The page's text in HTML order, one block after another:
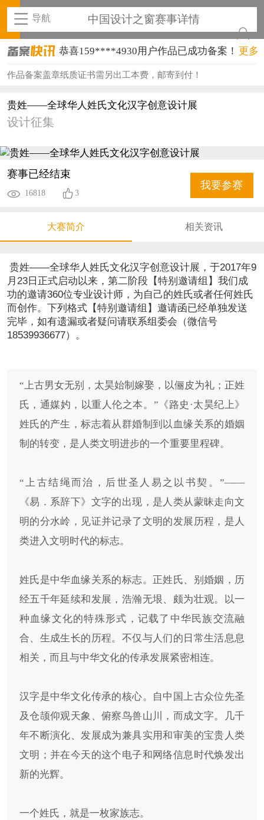
导航 中国设计之窗赛事详情
恭喜159****4930用户作品已成功备案！
恭喜150****6483用户作品已成功备案！
恭喜131****2473用户作品已成功备案！
恭喜133****6466用户作品已成功备案！
恭喜131****1475用户作品已成功备案！
恭喜133****8874用户作品已成功备案！
恭喜138****8638用户作品已成功备案！
恭喜133****9020用户作品已成功备案！
恭喜136****9807用户作品已成功备案！
更多
作品备案盖章纸质证书需另出工本费，邮寄到付！
贵姓——全球华人姓氏文化汉字创意设计展
设计征集
赛事已经结束
16818 3
我要参赛
大赛简介 相关资讯
贵姓——全球华人姓氏文化汉字创意设计展，于2017年9
月23日正式启动以来，第二阶段【特别邀请组】我们成
功的邀请360位专业设计师，为自己的姓氏或者任何姓氏
而创作。下列格式【特别邀请组】邀请函已经单独发送
完毕，如有遗漏或者疑问请联系组委会（微信号
18539936677）。
“上古男女无别，太昊始制嫁娶，以俪皮为礼；正姓
氏，通媒妁，以重人伦之本。”《路史·太昊纪上》
姓氏的产生，标志着从群婚制到以血缘关系的婚姻
制的转变，是人类文明进步的一个重要里程碑。
“上古结绳而治，后世圣人易之以书契。”——
《易．系辞下》文字的出现，是人类从蒙昧走向文
明的分水岭，见证并记录了文明的发展历程，是人
类进入文明时代的标志。
姓氏是中华血缘关系的标志。正姓氏、别婚姻，历
经五千年延续和发展，浩瀚无垠、颇为壮观。以一
种血缘文化的特殊形式，记载了中华民族交流融
合、生成生长的历程。不仅与人们的日常生活息息
相关，而且与中华文化的传承发展紧密相连。
汉字是中华文化传承的核心。自中国上古众位先圣
及仓颉仰观天象、俯察鸟兽山川，而成文字。几千
年不断演化、发展成为兼具实用和审美的宝贵人类
文明；并在今天的这个电子和网络信息时代焕发出
新的光辉。
一个姓氏，就是一枚家族志。